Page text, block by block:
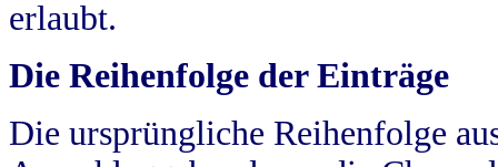
erlaubt.
Die Reihenfolge der Einträge
Die ursprüngliche Reihenfolge